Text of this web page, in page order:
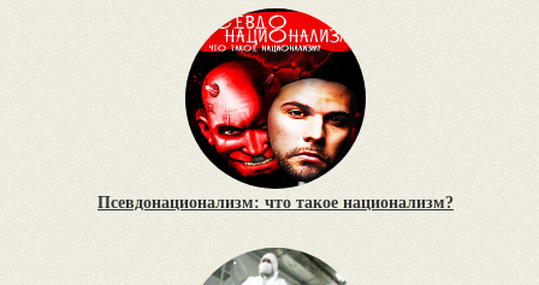
Псевдонационализм: что такое национализм?